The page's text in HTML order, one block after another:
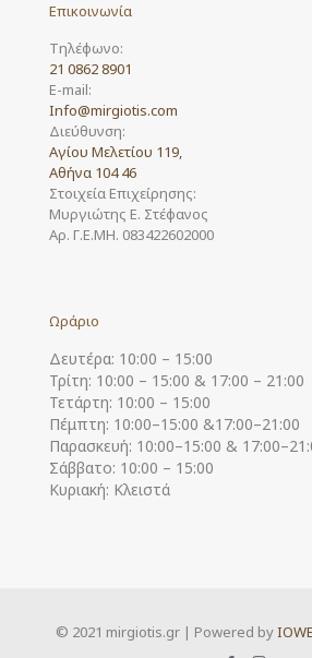
Επικοινωνία
Τηλέφωνο:
21 0862 8901
E-mail:
Info@mirgiotis.com
Διεύθυνση:
Αγίου Μελετίου 119,
Αθήνα 104 46
Στοιχεία Επιχείρησης:
Μυργιώτης Ε. Στέφανος
Αρ. Γ.Ε.ΜΗ. 083422602000
Ωράριο
Δευτέρα: 10:00 – 15:00
Τρίτη: 10:00 – 15:00 & 17:00 – 21:00
Τετάρτη: 10:00 – 15:00
Πέμπτη: 10:00–15:00 &17:00–21:00
Παρασκευή: 10:00–15:00 &
Σάββατο: 10:00 – 15:00
Κυριακή: Κλειστά
© 2021 mirgiotis.gr | Powered by